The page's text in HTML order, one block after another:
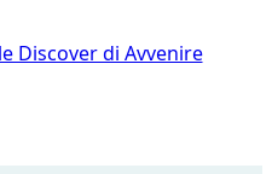
Discover di Avvenire